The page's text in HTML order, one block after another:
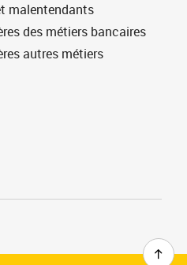
malentendants
des métiers bancaires
autres métiers